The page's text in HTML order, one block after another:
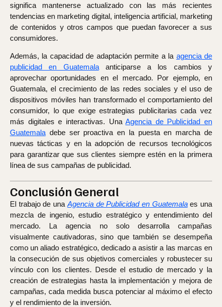
significa mantenerse actualizado con las más recientes
tendencias en marketing digital, inteligencia artificial, marketing
de contenidos y otros campos que puedan favorecer a sus
consumidores.
Además, la capacidad de adaptación permite a la agencia de
publicidad en Guatemalaanticiparse a los cambios y
aprovechar oportunidades en el mercado. Por ejemplo, en
Guatemala, el crecimiento de las redes sociales y el uso de
dispositivos móviles han transformado el comportamiento del
consumidor, lo que exige estrategias publicitarias cada vez
más digitales e interactivas. UnaAgencia de Publicidad en
Guatemala debe ser proactiva en la puesta en marcha de
nuevas tácticas y en la adopción de recursos tecnológicos
para garantizar que sus clientes siempre estén en la primera
línea de sus campañas de publicidad.
Conclusión General
El trabajo de una Agencia de Publicidad en Guatemalaes una
mezcla de ingenio, estudio estratégico y entendimiento del
mercado. La agencia no solo desarrolla campañas
visualmente cautivadoras, sino que también se desempeña
como un aliado estratégico, dedicado a asistir a las marcas en
la consecución de sus objetivos comerciales y robustecer su
vínculo con los clientes. Desde el estudio de mercado y la
creación de estrategias hasta la implementación y mejora de
campañas, cada medida busca potenciar al máximo el efecto
y el rendimiento de la inversión.